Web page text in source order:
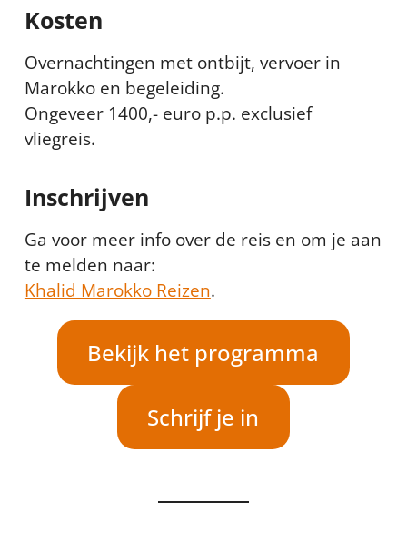
Kosten
Overnachtingen met ontbijt, vervoer in
Marokko en begeleiding.
Ongeveer 1400,- euro p.p. exclusief
vliegreis.
Inschrijven
Ga voor meer info over de reis en om je aan
te melden naar:
Khalid Marokko Reizen.
Bekijk het programma
Schrijf je in